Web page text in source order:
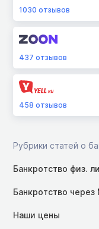
1030 отзывов
437 отзывов
458 отзывов
Рубрики статей о
Банкротство физ.
Банкротство
Наши цены